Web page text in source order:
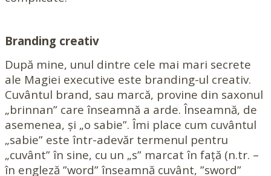
Branding creativ
După mine, unul dintre cele mai mari secrete
ale Magiei executive este branding-ul creativ.
Cuvântul brand, sau marcă, provine din saxonul
„brinnan” care înseamnă a arde. Înseamnă, de
asemenea, și „o sabie”. Îmi place cum cuvântul
„sabie” este într-adevăr termenul pentru
„cuvânt” în sine, cu un „s” marcat în față (n.tr. –
în engleză ”word” înseamnă cuvânt, ”sword”